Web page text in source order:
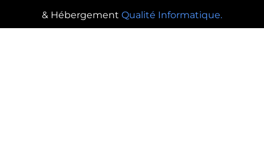
& Hébergement Qualité Informatique.